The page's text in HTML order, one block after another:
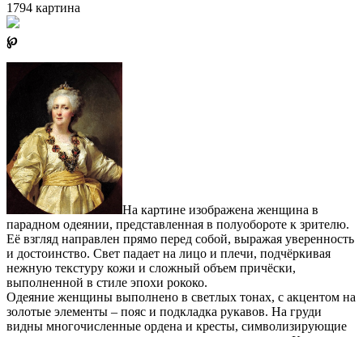
1794 картина
℘
На картине изображена женщина в
парадном одеянии, представленная в полуобороте к зрителю.
Её взгляд направлен прямо перед собой, выражая уверенность
и достоинство. Свет падает на лицо и плечи, подчёркивая
нежную текстуру кожи и сложный объем причёски,
выполненной в стиле эпохи рококо.
Одеяние женщины выполнено в светлых тонах, с акцентом на
золотые элементы – пояс и подкладка рукавов. На груди
видны многочисленные ордена и кресты, символизирующие